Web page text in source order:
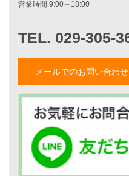
ブログ一覧
斎藤亮のブログ
山形隆のブログ
仲内渉のブログ
メールでのお問い合わせ